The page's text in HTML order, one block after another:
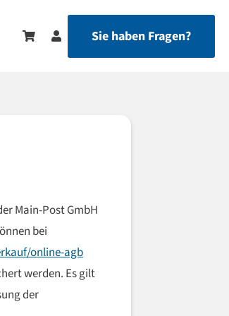
Sie haben Fragen?
Main-Post GmbH
bei
online-agb
werden. Es gilt
der